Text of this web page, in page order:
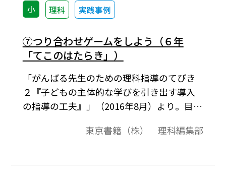
小 理科 実践事例
⑦つり合わせゲームをしよう（６年
「てこのはたらき」）
「がんばる先生のための理科指導のてびき
２『子どもの主体的な学びを引き出す導入
の指導の工夫』」（2016年8月）より。目盛
意し，左右の腕に目玉クリップをつるして
その後，記録をもとにつり合ったときの共
東京書籍（株） 理科編集部